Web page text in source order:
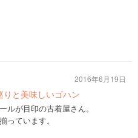
と美味しいゴハン
ルが目印の古着屋さん。
っています。
2016年6月19日